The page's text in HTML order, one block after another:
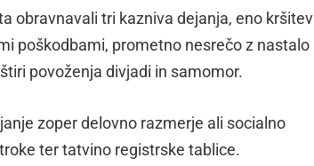
obravnavali tri kazniva dejanja, eno kršitev
poškodbami, prometno nesrečo z nastalo
povoženja divjadi in samomor.
zoper delovno razmerje ali socialno
ter tatvino registrske tablice.